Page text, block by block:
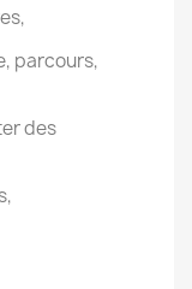
parcours,
des